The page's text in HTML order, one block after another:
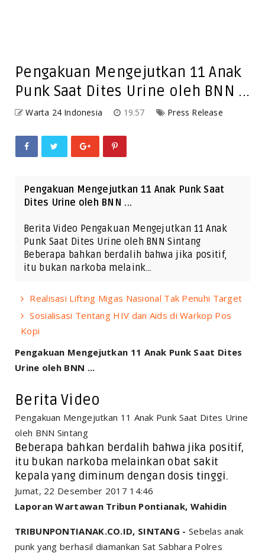
Pengakuan Mengejutkan 11 Anak
Punk Saat Dites Urine oleh BNN ...
Warta 24 Indonesia 19.57 Press Release
Pengakuan Mengejutkan 11 Anak Punk Saat
Dites Urine oleh BNN ...
Berita Video Pengakuan Mengejutkan 11 Anak
Punk Saat Dites Urine oleh BNN Sintang
Beberapa bahkan berdalih bahwa jika positif,
itu bukan narkoba melaink…
Realisasi Lifting Migas Nasional Tak Penuhi Target
Sosialisasi Tentang HIV dan Aids di Warkop Pos
Kopi
Pengakuan Mengejutkan 11 Anak Punk Saat Dites
Urine oleh BNN ...
Berita Video
Pengakuan Mengejutkan 11 Anak Punk Saat Dites Urine
oleh BNN Sintang
Beberapa bahkan berdalih bahwa jika positif,
itu bukan narkoba melainkan obat sakit
kepala yang diminum dengan dosis tinggi.
Jumat, 22 Desember 2017 14:46
Laporan Wartawan Tribun Pontianak, Wahidin
TRIBUNPONTIANAK.CO.ID, SINTANG - Sebelas anak
punk yang berhasil diamankan Sat Sabhara Polres